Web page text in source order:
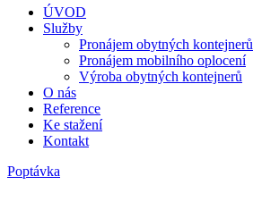
ÚVOD
Služby
Pronájem obytných kontejnerů
Pronájem mobilního oplocení
Výroba obytných kontejnerů
O nás
Reference
Ke stažení
Kontakt
Poptávka